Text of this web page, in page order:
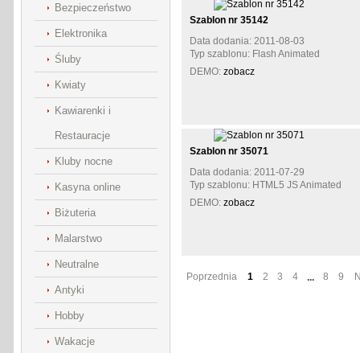
Bezpieczeństwo
Elektronika
Śluby
Kwiaty
Kawiarenki i
Restauracje
Kluby nocne
Kasyna online
Biżuteria
Malarstwo
Neutralne
Antyki
Hobby
Wakacje
Szablon nr 35142
Data dodania: 2011-08-03
Typ szablonu: Flash Animated
DEMO: zobacz
Szablon nr 35071
Data dodania: 2011-07-29
Typ szablonu: HTML5 JS Animated
DEMO: zobacz
Poprzednia 1 2 3 4 ... 8 9